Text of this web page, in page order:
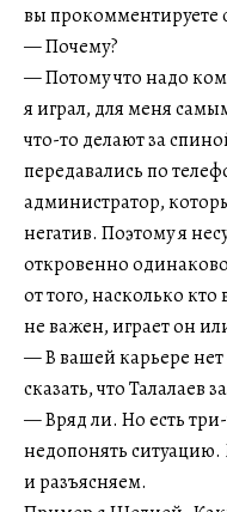
вы прокомментируете
— Почему?
— Потому что надо
я играл, для меня
что-то делают за
передавались по
администратор,
негатив. Поэтому я
откровенно
от того, насколько
не важен, играет он
— В вашей карьере нет
сказать, что Талалаев
— Вряд ли. Но есть
недопонять
и разъясняем.